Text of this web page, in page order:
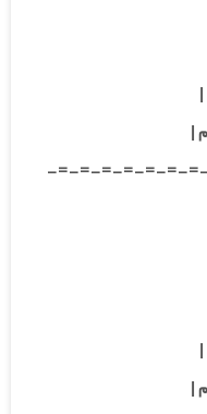
-=-=-=-=-=-=-